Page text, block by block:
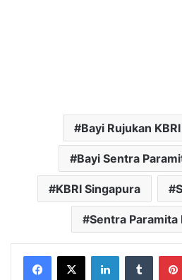
Bayi Rujukan
Bayi Sentra
KBRI Singapura
Sentra Paramita
LinkedInTumblr